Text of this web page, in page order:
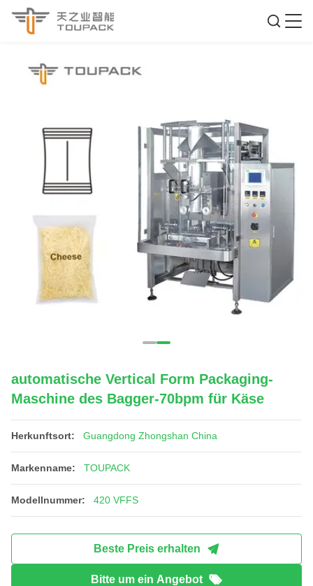
automatische Vertical Form Packaging-
Maschine des Bagger-70bpm für Käse
Herkunftsort: Guangdong Zhongshan China
Markenname: TOUPACK
Modellnummer: 420 VFFS
Beste Preis erhalten
Bitte um ein Angebot